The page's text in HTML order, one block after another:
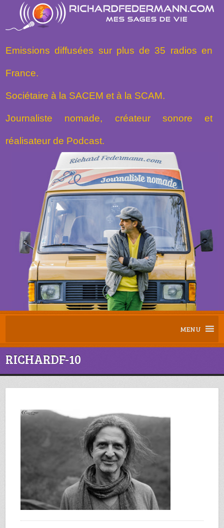
Emissions diffusées sur plus de 35 radios en
France.
Sociétaire à la SACEM et à la SCAM.
Journaliste nomade, créateur sonore et
réalisateur de Podcast.
MENU
RICHARDF-10